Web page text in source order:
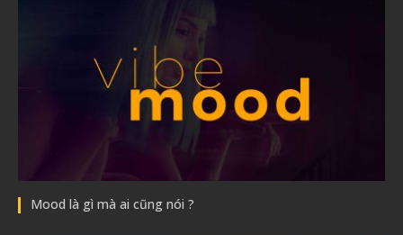
Mood là gì mà ai cũng nói ?